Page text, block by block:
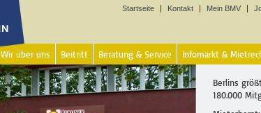
Startseite Kontakt Mein BMV
Wir über uns Beitritt Beratung & Service Infomarkt &
Berlins
180.000